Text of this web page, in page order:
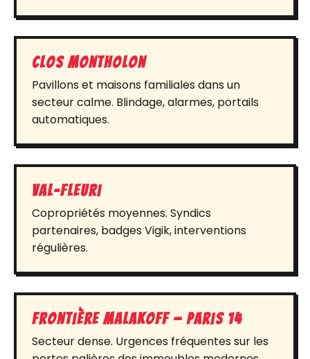
Clos Montholon
Pavillons et maisons familiales dans un
secteur calme. Blindage, alarmes, portails
automatiques.
Val-Fleuri
Copropriétés moyennes. Syndics
partenaires, badges Vigik, interventions
régulières.
Frontière Malakoff — Paris 14
Secteur dense. Urgences fréquentes sur les